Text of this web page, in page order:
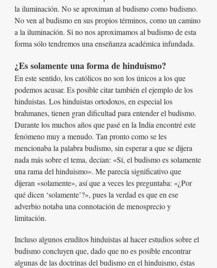
la iluminación. No se aproximan al budismo como budismo.
No ven al budismo en sus propios términos, como un camino
a la iluminación. Si no nos aproximamos al budismo de esta
forma sólo tendremos una enseñanza académica infundada.
¿Es solamente una forma de hinduismo?
En este sentido, los católicos no son los únicos a los que
podemos acusar. Es posible citar también el ejemplo de los
hinduistas. Los hinduistas ortodoxos, en especial los
brahmanes, tienen gran dificultad para entender el budismo.
Durante los muchos años que pasé en la India encontré este
fenómeno muy a menudo. Tan pronto como se les
mencionaba la palabra budismo, sin esperar a que se dijera
nada más sobre el tema, decían: «Sí, el budismo es solamente
una rama del hinduismo». Me parecía significativo que
dijeran «solamente», así que a veces les preguntaba: «¿Por
qué dicen ‘solamente’?», pues la verdad es que en ese
adverbio notaba una connotación de menosprecio y
limitación.
Incluso algunos eruditos hinduistas al hacer estudios sobre el
budismo concluyen que, dado que no es posible encontrar
algunas de las doctrinas del budismo en el hinduismo, éstas